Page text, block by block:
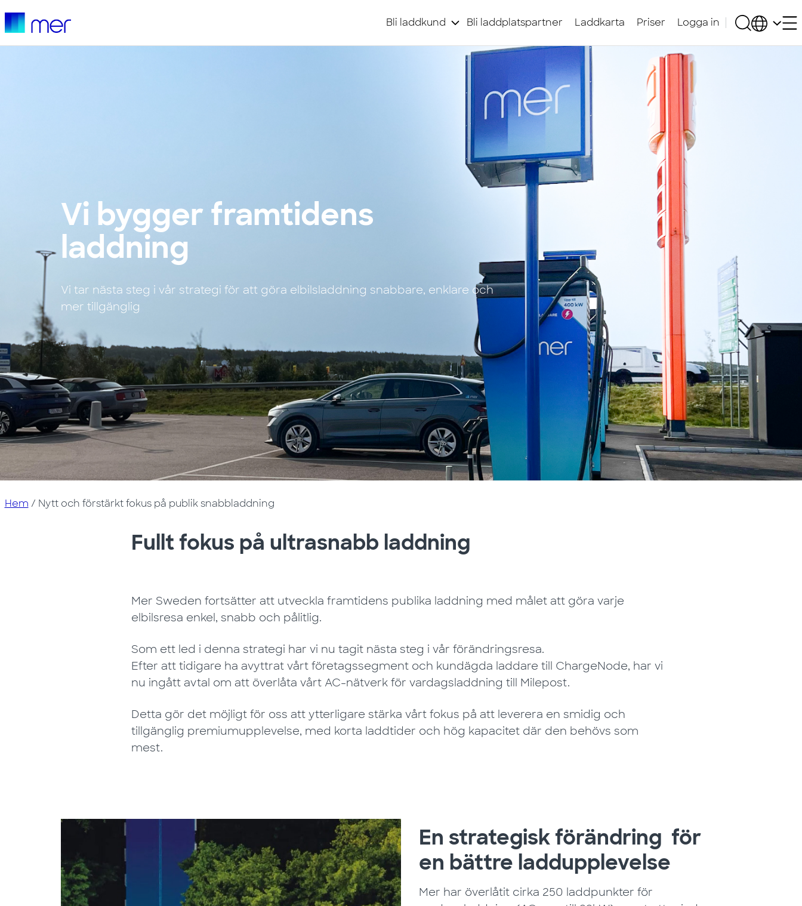
Bli laddkund Bli laddplatspartner Laddkarta Priser Logga in
Vi bygger framtidens
laddning
Vi tar nästa steg i vår strategi för att göra elbilsladdning snabbare, enklare och
mer tillgänglig
Hem / Nytt och förstärkt fokus på publik snabbladdning
Fullt fokus på ultrasnabb laddning
Mer Sweden fortsätter att utveckla framtidens publika laddning med målet att göra varje
elbilsresa enkel, snabb och pålitlig.
Som ett led i denna strategi har vi nu tagit nästa steg i vår förändringsresa.
Efter att tidigare ha avyttrat vårt företagssegment och kundägda laddare till ChargeNode, har vi
nu ingått avtal om att överlåta vårt AC-nätverk för vardagsladdning till Milepost.
Detta gör det möjligt för oss att ytterligare stärka vårt fokus på att leverera en smidig och
tillgänglig premiumupplevelse, med korta laddtider och hög kapacitet där den behövs som
mest.
En strategisk förändring för
en bättre laddupplevelse
Mer har överlåtit cirka 250 laddpunkter för